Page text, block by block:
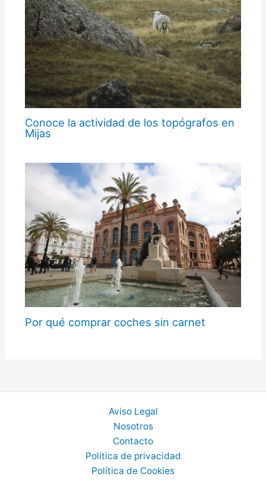
Conoce la actividad de los topógrafos en
Mijas
Por qué comprar coches sin carnet
Aviso Legal
Nosotros
Contacto
Política de privacidad
Política de Cookies